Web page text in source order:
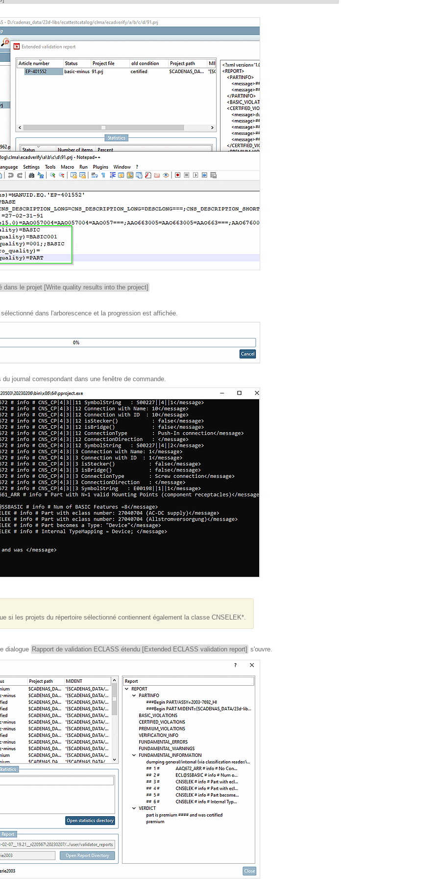
dans le projet [Write quality results into the project]
dans l'arborescence et la progression est affichée.
journal correspondant dans une fenêtre de commande.
si les projets du répertoire sélectionné contiennent également la classe CNSELEK*.
dialogue Rapport de validation ECLASS étendu [Extended ECLASS validation report] s'ouvre.